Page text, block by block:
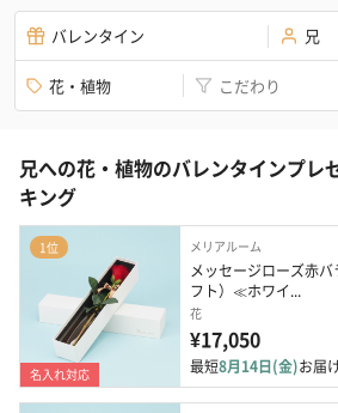
バレンタイン 兄
花・植物 こだわり
兄への花・植物のバレンタインプレ
キング
1位
名入れ対応
メリアルーム
メッセージローズ赤
フト）≪ホワイ...
花
¥17,050
最短8月14日(金)お届